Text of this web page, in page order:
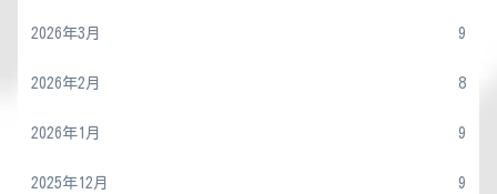
2026年3月 9
2026年2月 8
2026年1月 9
2025年12月 9